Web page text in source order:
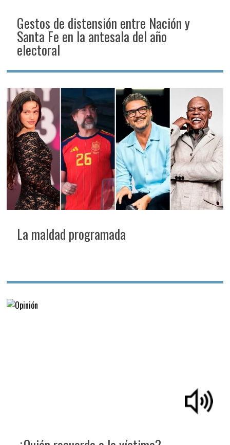
Gestos de distensión entre Nación y
Santa Fe en la antesala del año
electoral
La maldad programada